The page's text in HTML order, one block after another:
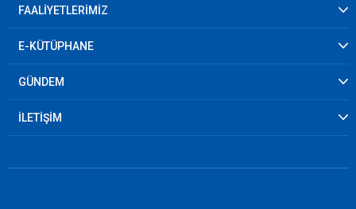
FAALİYETLERİMİZ
E-KÜTÜPHANE
GÜNDEM
İLETİŞİM